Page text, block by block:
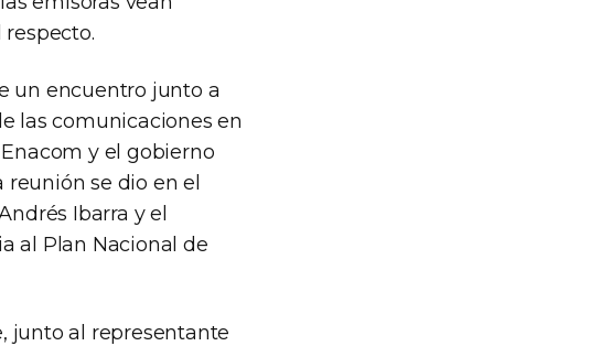
un encuentro junto a
las comunicaciones en
y el gobierno
se dio en el
Ibarra y el
al Plan Nacional de
junto al representante